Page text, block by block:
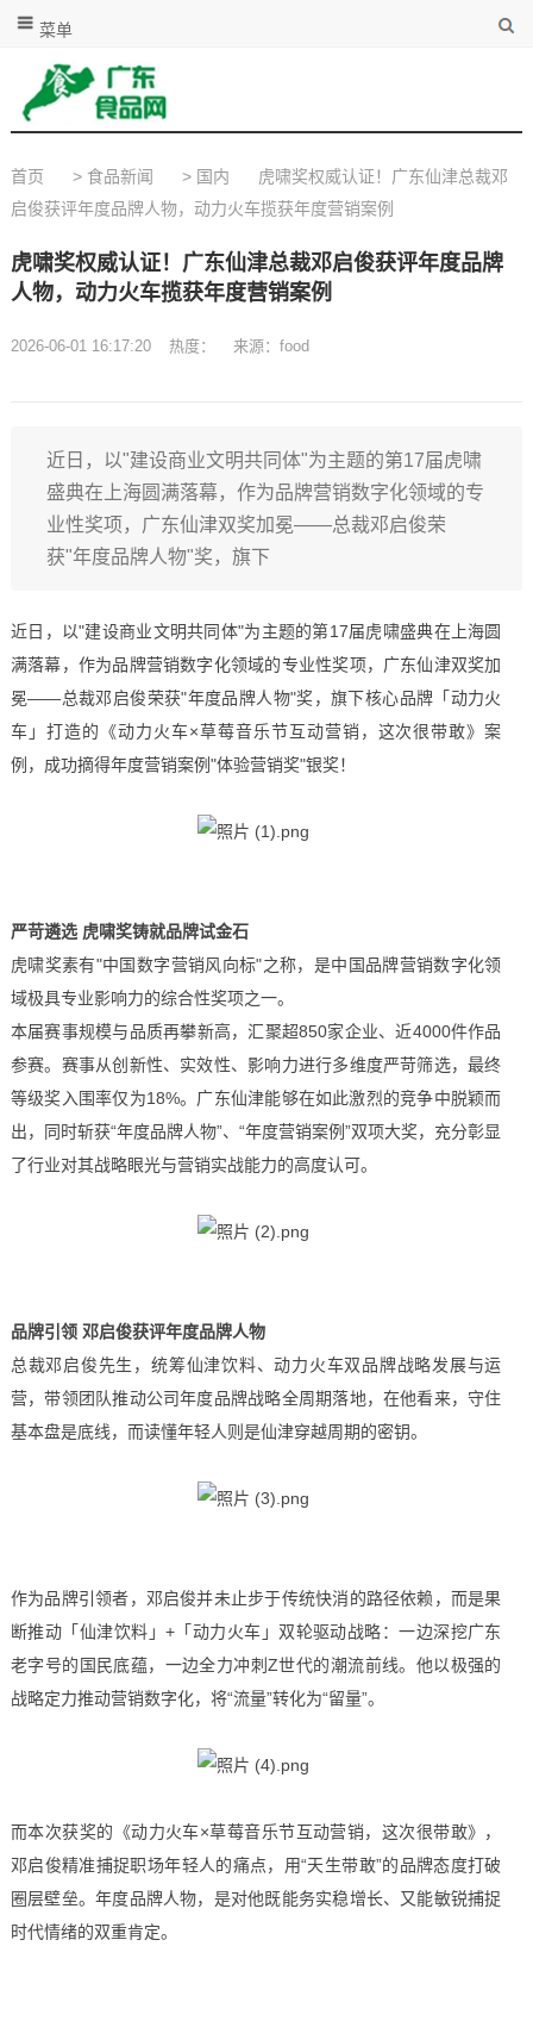
菜单
首页 > 食品新闻 > 国内
虎啸奖权威认证！广东仙津总裁邓
启俊获评年度品牌人物，动力火车揽获年度营销案例
虎啸奖权威认证！广东仙津总裁邓启俊获评年度品牌
人物，动力火车揽获年度营销案例
2026-06-01 16:17:20 热度： 来源：food
近日，以"建设商业文明共同体"为主题的第17届虎啸
盛典在上海圆满落幕，作为品牌营销数字化领域的专
业性奖项，广东仙津双奖加冕——总裁邓启俊荣
获"年度品牌人物"奖，旗下
近日，以"建设商业文明共同体"为主题的第17届虎啸盛典在上海圆
满落幕，作为品牌营销数字化领域的专业性奖项，广东仙津双奖加
冕——总裁邓启俊荣获"年度品牌人物"奖，旗下核心品牌「动力火
车」打造的《动力火车×草莓音乐节互动营销，这次很带敢》案
例，成功摘得年度营销案例"体验营销奖"银奖！
严苛遴选 虎啸奖铸就品牌试金石
虎啸奖素有"中国数字营销风向标"之称，是中国品牌营销数字化领
域极具专业影响力的综合性奖项之一。
本届赛事规模与品质再攀新高，汇聚超850家企业、近4000件作品
参赛。赛事从创新性、实效性、影响力进行多维度严苛筛选，最终
等级奖入围率仅为18%。广东仙津能够在如此激烈的竞争中脱颖而
出，同时斩获“年度品牌人物”、“年度营销案例”双项大奖，充分彰显
了行业对其战略眼光与营销实战能力的高度认可。
品牌引领 邓启俊获评年度品牌人物
总裁邓启俊先生，统筹仙津饮料、动力火车双品牌战略发展与运
营，带领团队推动公司年度品牌战略全周期落地，在他看来，守住
基本盘是底线，而读懂年轻人则是仙津穿越周期的密钥。
作为品牌引领者，邓启俊并未止步于传统快消的路径依赖，而是果
断推动「仙津饮料」+「动力火车」双轮驱动战略：一边深挖广东
老字号的国民底蕴，一边全力冲刺Z世代的潮流前线。他以极强的
战略定力推动营销数字化，将“流量”转化为“留量”。
而本次获奖的《动力火车×草莓音乐节互动营销，这次很带敢》，
邓启俊精准捕捉职场年轻人的痛点，用“天生带敢”的品牌态度打破
圈层壁垒。年度品牌人物，是对他既能务实稳增长、又能敏锐捕捉
时代情绪的双重肯定。